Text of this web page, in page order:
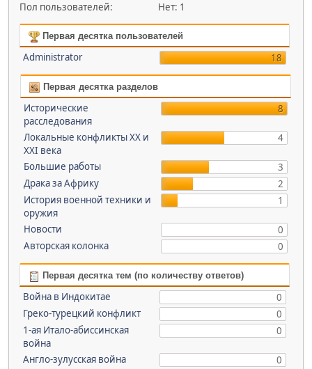
Пол пользователей: Нет: 1
Первая десятка пользователей
Administrator 18
Первая десятка разделов
Исторические
расследования
8
Локальные конфликты XX и
XXI века
4
Большие работы
3
Драка за Африку
2
История военной техники и
оружия
1
Новости
0
Авторская колонка
0
Первая десятка тем (по количеству ответов)
Война в Индокитае
0
Греко-турецкий конфликт
0
1-ая Итало-абиссинская
война
0
Англо-зулусская война
0